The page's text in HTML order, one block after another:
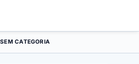
SEM CATEGORIA